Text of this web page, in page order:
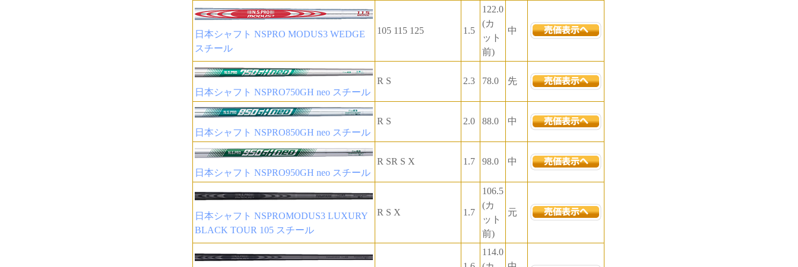
日本シャフト NSPRO MODUS3 WEDGE
スチール
105 115 125 1.5
122.0
(カ
ット
前)
中
日本シャフト NSPRO750GH neo スチール
R S 2.3 78.0 先
日本シャフト NSPRO850GH neo スチール
R S 2.0 88.0 中
日本シャフト NSPRO950GH neo スチール
R SR S X 1.7 98.0 中
日本シャフト NSPROMODUS3 LUXURY
BLACK TOUR 105 スチール
R S X 1.7
106.5
(カ
ット
前)
元
114.0